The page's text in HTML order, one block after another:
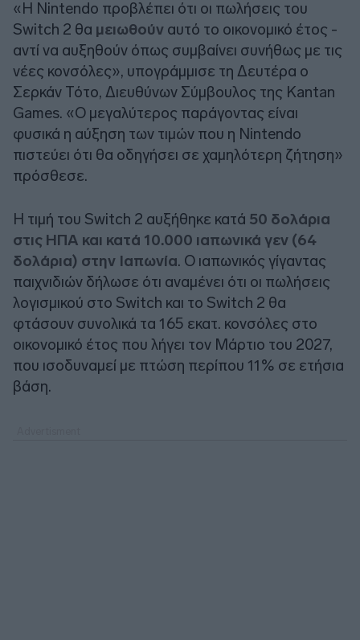
«Η Nintendo προβλέπει ότι οι πωλήσεις του
Switch 2 θα μειωθούν αυτό το οικονομικό έτος -
αντί να αυξηθούν όπως συμβαίνει συνήθως με τις
νέες κονσόλες», υπογράμμισε τη Δευτέρα ο
Σερκάν Τότο, Διευθύνων Σύμβουλος της Kantan
Games. «Ο μεγαλύτερος παράγοντας είναι
φυσικά η αύξηση των τιμών που η Nintendo
πιστεύει ότι θα οδηγήσει σε χαμηλότερη ζήτηση»
πρόσθεσε.
Η τιμή του Switch 2 αυξήθηκε κατά 50 δολάρια
στις ΗΠΑ και κατά 10.000 ιαπωνικά γεν (64
δολάρια) στην Ιαπωνία. Ο ιαπωνικός γίγαντας
παιχνιδιών δήλωσε ότι αναμένει ότι οι πωλήσεις
λογισμικού στο Switch και το Switch 2 θα
φτάσουν συνολικά τα 165 εκατ. κονσόλες στο
οικονομικό έτος που λήγει τον Μάρτιο του 2027,
που ισοδυναμεί με πτώση περίπου 11% σε ετήσια
βάση.